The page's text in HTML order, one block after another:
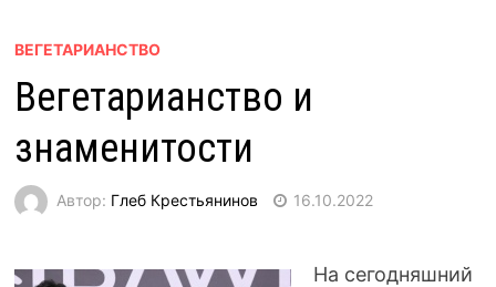
ВЕГЕТАРИАНСТВО
Вегетарианство и
знаменитости
Автор: Глеб Крестьянинов 16.10.2022
На сегодняшний